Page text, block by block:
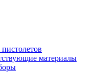
материалы